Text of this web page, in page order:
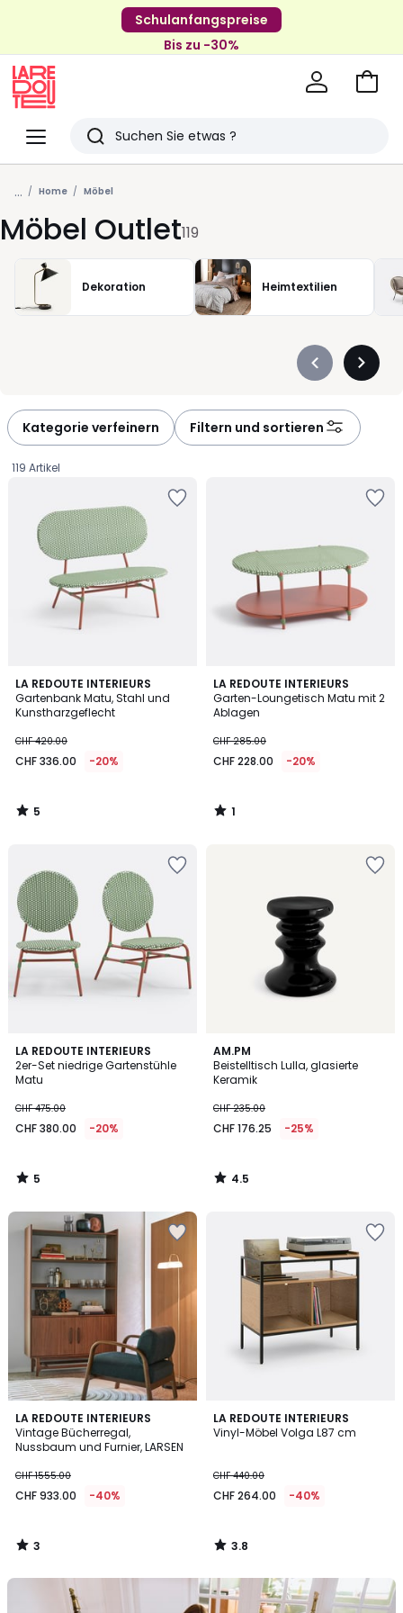
Schulanfangspreise
Bis zu -30%
Menü
Redoute
Suchen
Zuletzt
angesehenen
Artikel
Zum
... Home Möbel
Möbel Outlet119
Dekoration Heimtextilien
Précédent
défiler
à
gauche
à
Kategorie verfeinern Filtern und sortieren
119 Artikel
LA REDOUTE INTERIEURS
Gartenbank Matu, Stahl und
Kunstharzgeflecht
336.00
statt
420.00
20%
CHF 420.00
CHF 336.00 -20%
5
/
5
5
/
LA REDOUTE INTERIEURS
Garten-Loungetisch Matu mit 2
Ablagen
CHF 285.00
CHF 228.00 -20%
1
/
5
1
/
LA REDOUTE INTERIEURS
2er-Set niedrige Gartenstühle
Matu
CHF 475.00
CHF 380.00 -20%
5
/
5
5
/
AM.PM
Beistelltisch Lulla, glasierte
Keramik
CHF 235.00
CHF 176.25 -25%
4.5
/ 5
4.5
/
LA REDOUTE INTERIEURS
Vintage Bücherregal,
Nussbaum und Furnier, LARSEN
CHF 1555.00
CHF 933.00 -40%
3
/
5
3
/
Unser
LA REDOUTE INTERIEURS
Vinyl-Möbel Volga L87 cm
CHF 440.00
CHF 264.00 -40%
3.8
/ 5
3.8
/